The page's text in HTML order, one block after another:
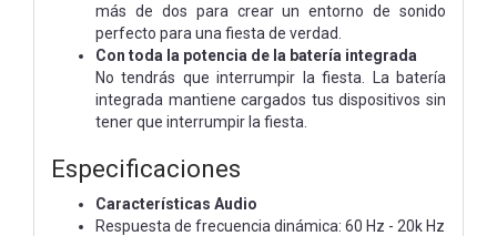
más de dos para crear un entorno de sonido
perfecto para una fiesta de verdad.
Con toda la potencia de la batería integrada
No tendrás que interrumpir la fiesta. La batería
integrada mantiene cargados tus dispositivos sin
tener que interrumpir la fiesta.
Especificaciones
Características Audio
Respuesta de frecuencia dinámica: 60 Hz - 20k Hz